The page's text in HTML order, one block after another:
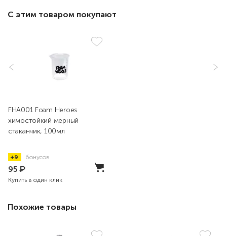
С этим товаром покупают
FHA001 Foam Heroes
химостойкий мерный
стаканчик, 100мл
+9 бонусов
95₽
Купить в один клик
Похожие товары